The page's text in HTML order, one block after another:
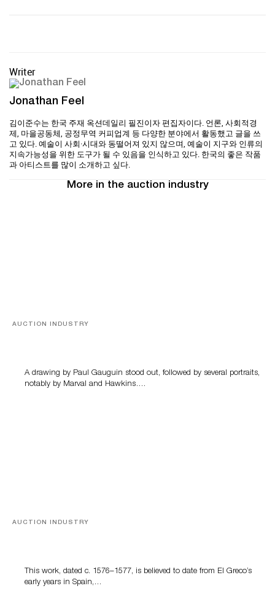
Writer
Jonathan Feel
김이준수는 한국 주재 옥션데일리 필진이자 편집자이다. 언론, 사회적경
제, 마을공동체, 공정무역 커피업계 등 다양한 분야에서 활동했고 글을 쓰
고 있다. 예술이 사회·시대와 동떨어져 있지 않으며, 예술이 지구와 인류의
지속가능성을 위한 도구가 될 수 있음을 인식하고 있다. 한국의 좋은 작품
과 아티스트를 많이 소개하고 싶다.
More in the auction industry
AUCTION INDUSTRY
A drawing by Paul Gauguin stood out, followed by several portraits,
notably by Marval and Hawkins….
AUCTION INDUSTRY
This work, dated c. 1576–1577, is believed to date from El Greco’s
early years in Spain,…